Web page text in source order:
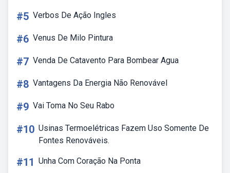
#5 Verbos De Ação Ingles
#6 Venus De Milo Pintura
#7 Venda De Catavento Para Bombear Agua
#8 Vantagens Da Energia Não Renovável
#9 Vai Toma No Seu Rabo
#10 Usinas Termoelétricas Fazem Uso Somente De
Fontes Renováveis.
#11 Unha Com Coração Na Ponta